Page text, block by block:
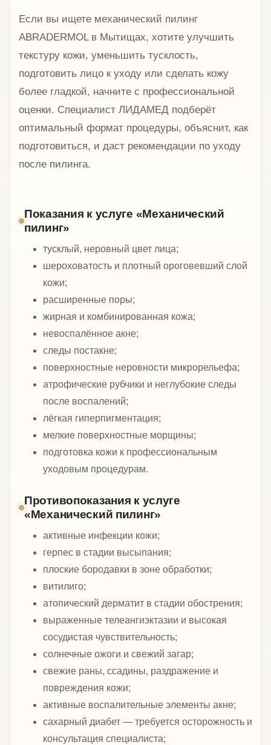
Если вы ищете механический пилинг
ABRADERMOL в Мытищах, хотите улучшить
текстуру кожи, уменьшить тусклость,
подготовить лицо к уходу или сделать кожу
более гладкой, начните с профессиональной
оценки. Специалист ЛИДАМЕД подберёт
оптимальный формат процедуры, объяснит, как
подготовиться, и даст рекомендации по уходу
после пилинга.
Показания к услуге «Механический
пилинг»
тусклый, неровный цвет лица;
шероховатость и плотный ороговевший слой
кожи;
расширенные поры;
жирная и комбинированная кожа;
невоспалённое акне;
следы постакне;
поверхностные неровности микрорельефа;
атрофические рубчики и неглубокие следы
после воспалений;
лёгкая гиперпигментация;
мелкие поверхностные морщины;
подготовка кожи к профессиональным
уходовым процедурам.
Противопоказания к услуге
«Механический пилинг»
активные инфекции кожи;
герпес в стадии высыпания;
плоские бородавки в зоне обработки;
витилиго;
атопический дерматит в стадии обострения;
выраженные телеангиэктазии и высокая
сосудистая чувствительность;
солнечные ожоги и свежий загар;
свежие раны, ссадины, раздражение и
повреждения кожи;
активные воспалительные элементы акне;
сахарный диабет — требуется осторожность и
консультация специалиста;